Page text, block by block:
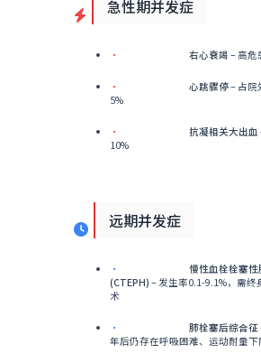
急性期并发症
• 右心衰竭 – 高危
• 心跳骤停– 占院
5%
• 抗凝相关大出血
10%
远期并发症
•
慢性血栓栓塞性
(CTEPH) – 发生率0.1-9.1%，需终
术
• 肺栓塞后综合征
年后仍存在呼吸困难、运动耐量下